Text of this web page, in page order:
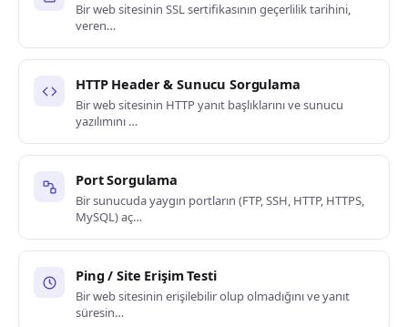
Bir web sitesinin SSL sertifikasının geçerlilik tarihini,
veren…
HTTP Header & Sunucu Sorgulama
Bir web sitesinin HTTP yanıt başlıklarını ve sunucu
yazılımını …
Port Sorgulama
Bir sunucuda yaygın portların (FTP, SSH, HTTP, HTTPS,
MySQL) aç…
Ping / Site Erişim Testi
Bir web sitesinin erişilebilir olup olmadığını ve yanıt
süresin…